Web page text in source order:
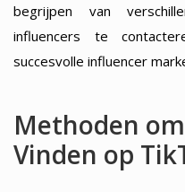
begrijpen van
influencers te
succesvolle influencer
Methoden
Vinden op